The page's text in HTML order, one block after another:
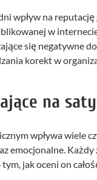
wpływ na
w
się negatywne
korekt w
na
wpływa wiele
emocjonalne.
jak oceni on